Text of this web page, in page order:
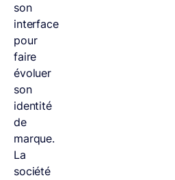
son
interface
pour
faire
évoluer
son
identité
de
marque.
La
société